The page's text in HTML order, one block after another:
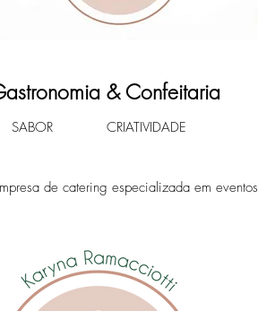
& Confeitaria
SABOR CRIATIVIDADE
de catering especializada em eventos